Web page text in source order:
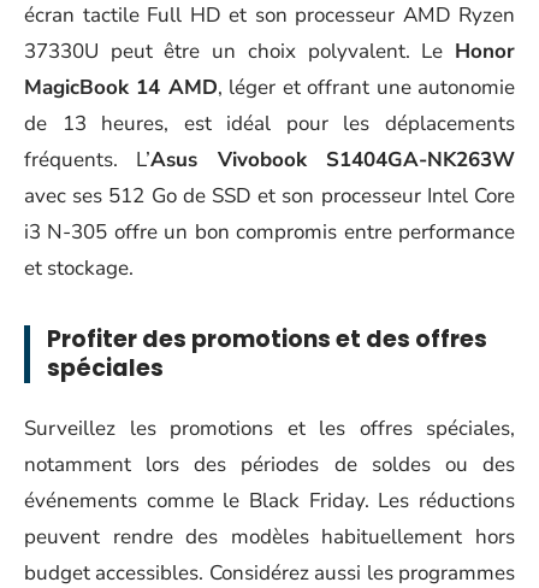
écran tactile Full HD et son processeur AMD Ryzen
37330U peut être un choix polyvalent. Le Honor
MagicBook 14 AMD, léger et offrant une autonomie
de 13 heures, est idéal pour les déplacements
fréquents. L’Asus Vivobook S1404GA-NK263W
avec ses 512 Go de SSD et son processeur Intel Core
i3 N-305 offre un bon compromis entre performance
et stockage.
Profiter des promotions et des offres
spéciales
Surveillez les promotions et les offres spéciales,
notamment lors des périodes de soldes ou des
événements comme le Black Friday. Les réductions
peuvent rendre des modèles habituellement hors
budget accessibles. Considérez aussi les programmes